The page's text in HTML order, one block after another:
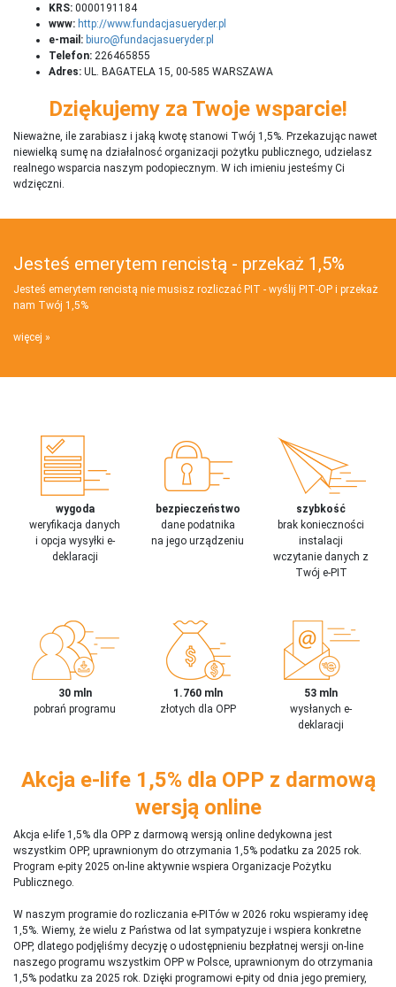
KRS: 0000191184
www: http://www.fundacjasueryder.pl
e-mail: biuro@fundacjasueryder.pl
Telefon: 226465855
Adres: UL. BAGATELA 15, 00-585 WARSZAWA
Dziękujemy za Twoje wsparcie!
Nieważne, ile zarabiasz i jaką kwotę stanowi Twój 1,5%. Przekazując nawet
niewielką sumę na działalnosć organizacji pożytku publicznego, udzielasz
realnego wsparcia naszym podopiecznym. W ich imieniu jesteśmy Ci
wdzięczni.
Jesteś emerytem rencistą - przekaż 1,5%
Jesteś emerytem rencistą nie musisz rozliczać PIT - wyślij PIT‑OP i przekaż
nam Twój 1,5%
więcej
wygoda
weryfikacja danych
i opcja wysyłki e-
deklaracji
bezpieczeństwo
dane podatnika
na jego urządzeniu
szybkość
brak konieczności
instalacji
wczytanie danych z
Twój e-PIT
30 mln
pobrań programu
1.760 mln
złotych dla OPP
53 mln
wysłanych e-
deklaracji
Akcja e-life 1,5% dla OPP z darmową
wersją online
Akcja e-life 1,5% dla OPP z darmową wersją online dedykowna jest
wszystkim OPP, uprawnionym do otrzymania 1,5% podatku za 2025 rok.
Program e-pity 2025 on-line aktywnie wspiera Organizacje Pożytku
Publicznego.
W naszym programie do rozliczania e-PITów w 2026 roku wspieramy ideę
1,5%. Wiemy, że wielu z Państwa od lat sympatyzuje i wspiera konkretne
OPP, dlatego podjęliśmy decyzję o udostępnieniu bezpłatnej wersji on-line
naszego programu wszystkim OPP w Polsce, uprawnionym do otrzymania
1,5% podatku za 2025 rok. Dzięki programowi e-pity od dnia jego premiery,